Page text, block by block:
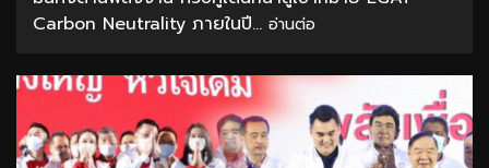
Carbon Neutrality ภายในปี... อ่านต่อ